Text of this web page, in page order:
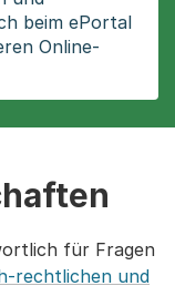
beim ePortal
Online-
für Fragen
rechtlichen und